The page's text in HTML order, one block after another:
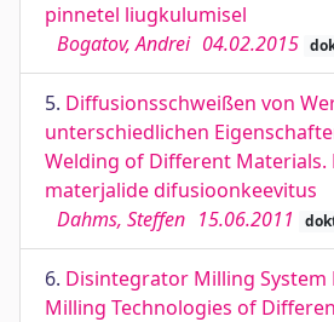
pinnetel liugkulumisel
Bogatov, Andrei 04.02.2015
5. Diffusionsschweißen von
unterschiedlichen
Welding of Different Materials.
materjalide difusioonkeevitus
Dahms, Steffen 15.06.2011
6. Disintegrator Milling System
Milling Technologies of